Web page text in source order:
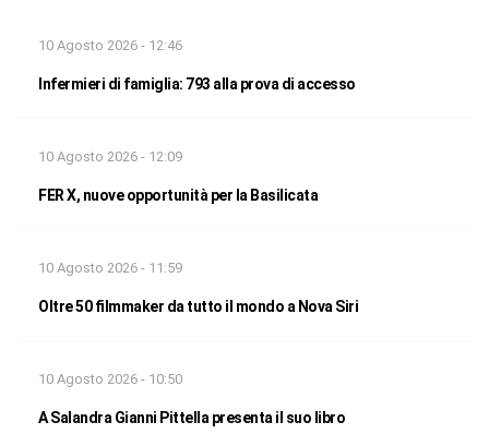
10 Agosto 2026 - 12:46
Infermieri di famiglia: 793 alla prova di accesso
10 Agosto 2026 - 12:09
FER X, nuove opportunità per la Basilicata
10 Agosto 2026 - 11:59
Oltre 50 filmmaker da tutto il mondo a Nova Siri
10 Agosto 2026 - 10:50
A Salandra Gianni Pittella presenta il suo libro